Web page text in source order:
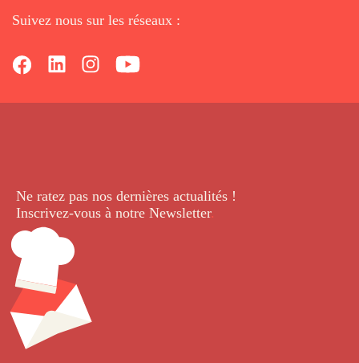
Suivez nous sur les réseaux :
Ne ratez pas nos dernières actualités !
Inscrivez-vous à notre Newsletter.